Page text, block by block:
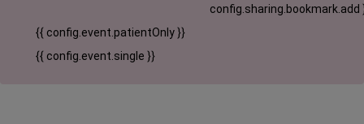
config.sharing.bookmark.add
{{ config.event.patientOnly }}
{{ config.event.single }}